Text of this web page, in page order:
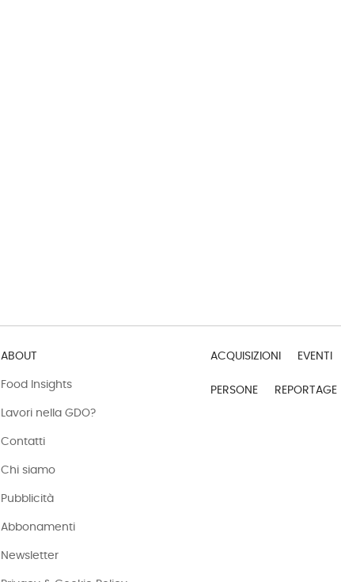
ABOUT
Food Insights
Lavori nella GDO?
Contatti
Chi siamo
Pubblicità
Abbonamenti
Newsletter
ACQUISIZIONI EVENTI
PERSONE REPORTAGE